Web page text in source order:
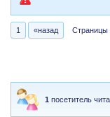
1 «назад Страницы
1 посетитель